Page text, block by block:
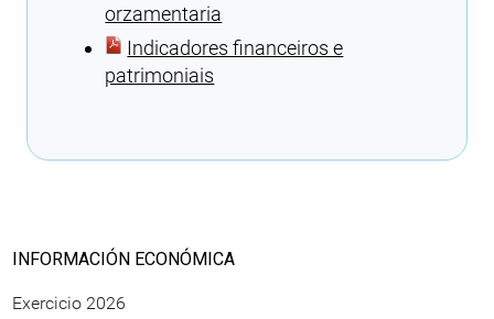
orzamentaria
Indicadores financeiros e
patrimoniais
INFORMACIÓN ECONÓMICA
Exercicio 2026